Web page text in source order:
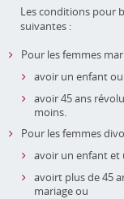
Les conditions pour
suivantes :
Pour les femmes
avoir un enfant ou
avoir 45 ans
moins.
Pour les femmes
avoir un enfant et
avoirt plus de 45
mariage ou